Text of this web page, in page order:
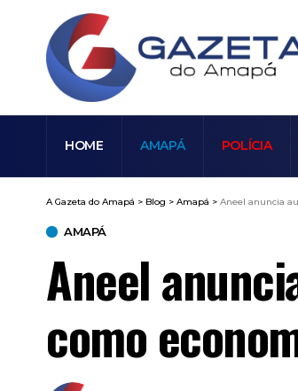
HOME AMAPÁ POLÍCIA
A Gazeta do Amapá > Blog > Amapá > Aneel anuncia
AMAPÁ
Aneel
como